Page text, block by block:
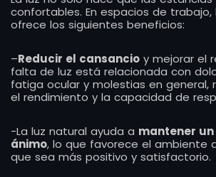
confortables. En espacios de trabajo,
ofrece los siguientes beneficios:
–Reducir el cansancio y mejorar el
falta de luz está relacionada con
fatiga ocular y molestias en general,
el rendimiento y la capacidad de
-La luz natural ayuda a mantener
ánimo, lo que favorece el ambiente
que sea más positivo y satisfactorio.